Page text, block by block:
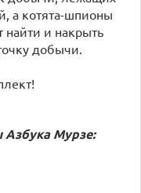
а котята-шпионы
найти и накрыть
добычи.
Азбука Мурзе: